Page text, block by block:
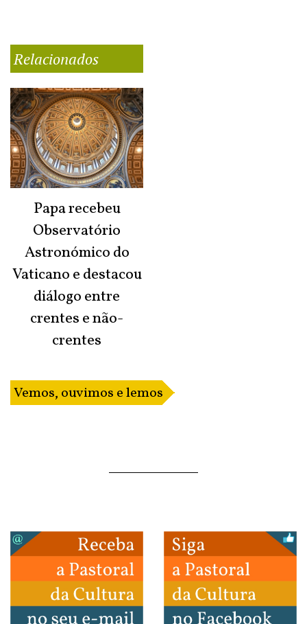
Relacionados
Papa recebeu
Observatório
Astronómico do
Vaticano e destacou
diálogo entre
crentes e não-
crentes
Vemos, ouvimos e lemos